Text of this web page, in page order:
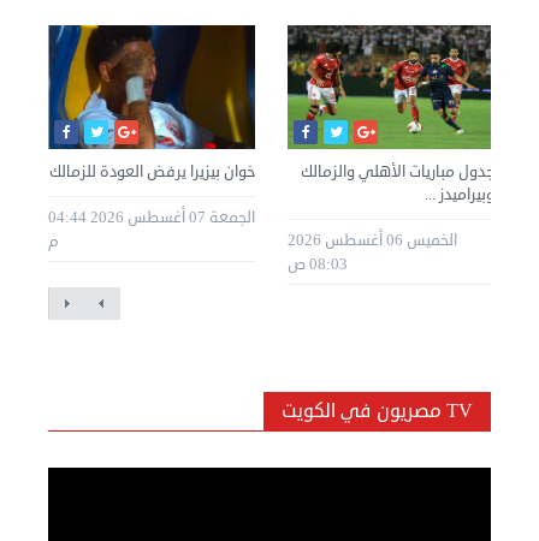
خوان بيزيرا يرفض العودة للزمالك
الجمعة 07 أغسطس 2026 04:44
م
جدول مباريات الأهلي والزمالك
وبيراميدز ...
الخميس 06 أغسطس 2026
08:03 ص
TV مصريون في الكويت